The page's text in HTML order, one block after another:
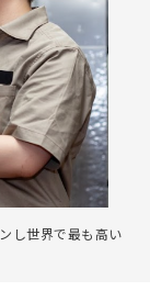
し世界で最も高い